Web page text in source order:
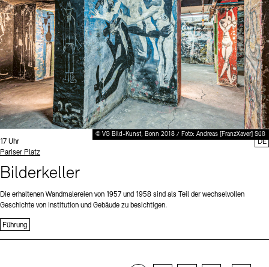
© VG Bild-Kunst, Bonn 2018 / Foto: Andreas [FranzXaver] Süß
Uhrzeit:
17 Uhr
Standort
Pariser Platz
Bilderkeller
Die erhaltenen Wandmalereien von 1957 und 1958 sind als Teil der wechselvollen
Geschichte von Institution und Gebäude zu besichtigen.
Führung
DE